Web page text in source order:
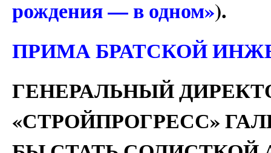
рождения — в одном»).
ПРИМА БРАТСКОЙ
ГЕНЕРАЛЬНЫЙ
«СТРОЙПРОГРЕСС»